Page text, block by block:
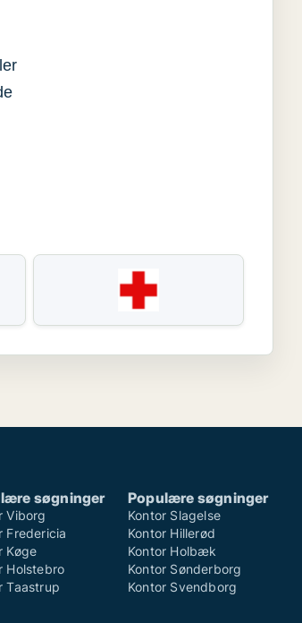
søgninger
Viborg
Fredericia
Køge
Holstebro
Taastrup
Populære søgninger
Kontor Slagelse
Kontor Hillerød
Kontor Holbæk
Kontor Sønderborg
Kontor Svendborg